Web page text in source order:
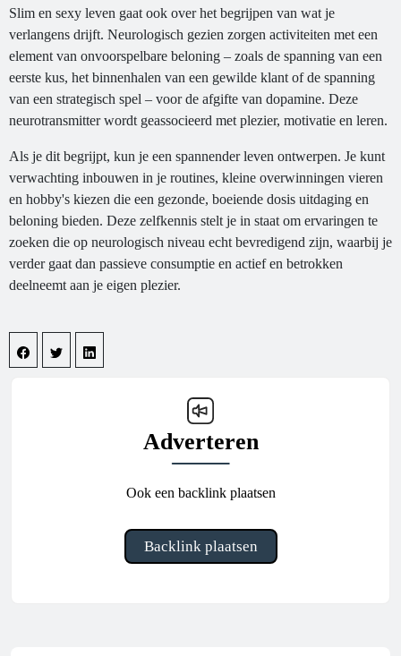
Slim en sexy leven gaat ook over het begrijpen van wat je
verlangens drijft. Neurologisch gezien zorgen activiteiten met een
element van onvoorspelbare beloning – zoals de spanning van een
eerste kus, het binnenhalen van een gewilde klant of de spanning
van een strategisch spel – voor de afgifte van dopamine. Deze
neurotransmitter wordt geassocieerd met plezier, motivatie en leren.
Als je dit begrijpt, kun je een spannender leven ontwerpen. Je kunt
verwachting inbouwen in je routines, kleine overwinningen vieren
en hobby's kiezen die een gezonde, boeiende dosis uitdaging en
beloning bieden. Deze zelfkennis stelt je in staat om ervaringen te
zoeken die op neurologisch niveau echt bevredigend zijn, waarbij je
verder gaat dan passieve consumptie en actief en betrokken
deelneemt aan je eigen plezier.
Adverteren
Ook een backlink plaatsen
Backlink plaatsen